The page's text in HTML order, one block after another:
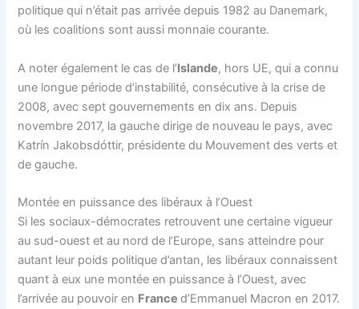
politique qui n’était pas arrivée depuis 1982 au Danemark,
où les coalitions sont aussi monnaie courante.
A noter également le cas de l’Islande, hors UE, qui a connu
une longue période d’instabilité, consécutive à la crise de
2008, avec sept gouvernements en dix ans. Depuis
novembre 2017, la gauche dirige de nouveau le pays, avec
Katrín Jakobsdóttir, présidente du Mouvement des verts et
de gauche.
Montée en puissance des libéraux à l’Ouest
Si les sociaux-démocrates retrouvent une certaine vigueur
au sud-ouest et au nord de l’Europe, sans atteindre pour
autant leur poids politique d’antan, les libéraux connaissent
quant à eux une montée en puissance à l’Ouest, avec
l’arrivée au pouvoir en Franced’Emmanuel Macron en 2017.